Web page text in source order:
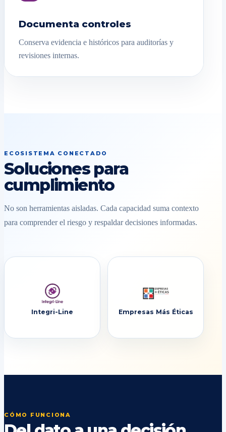
Documenta controles
Conserva evidencia e históricos para auditorías y
revisiones internas.
ECOSISTEMA CONECTADO
Soluciones para
cumplimiento
No son herramientas aisladas. Cada capacidad suma contexto
para comprender el riesgo y respaldar decisiones informadas.
Integri-Line Empresas Más Éticas
CÓMO FUNCIONA